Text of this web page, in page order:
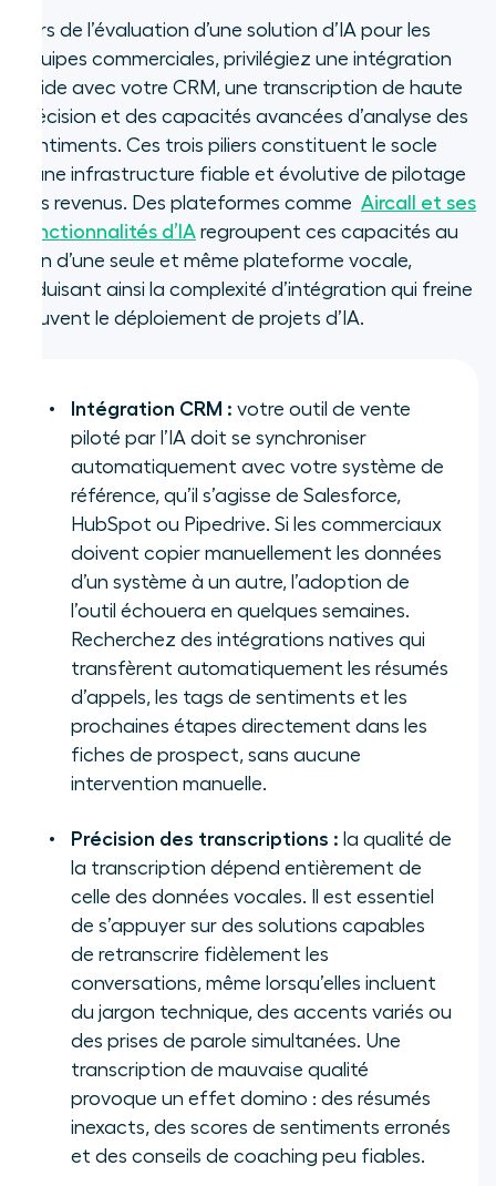
Lors de l’évaluation d’une solution d’IA pour les
équipes commerciales, privilégiez une intégration
fluide avec votre CRM, une transcription de haute
précision et des capacités avancées d’analyse des
sentiments. Ces trois piliers constituent le socle
d’une infrastructure fiable et évolutive de pilotage
des revenus. Des plateformes comme Aircall et ses
fonctionnalités d’IA regroupent ces capacités au
sein d’une seule et même plateforme vocale,
réduisant ainsi la complexité d’intégration qui freine
souvent le déploiement de projets d’IA.
Intégration CRM : votre outil de vente
piloté par l’IA doit se synchroniser
automatiquement avec votre système de
référence, qu’il s’agisse de Salesforce,
HubSpot ou Pipedrive. Si les commerciaux
doivent copier manuellement les données
d’un système à un autre, l’adoption de
l’outil échouera en quelques semaines.
Recherchez des intégrations natives qui
transfèrent automatiquement les résumés
d’appels, les tags de sentiments et les
prochaines étapes directement dans les
fiches de prospect, sans aucune
intervention manuelle.
Précision des transcriptions : la qualité de
la transcription dépend entièrement de
celle des données vocales. Il est essentiel
de s’appuyer sur des solutions capables
de retranscrire fidèlement les
conversations, même lorsqu’elles incluent
du jargon technique, des accents variés ou
des prises de parole simultanées. Une
transcription de mauvaise qualité
provoque un effet domino : des résumés
inexacts, des scores de sentiments erronés
et des conseils de coaching peu fiables.